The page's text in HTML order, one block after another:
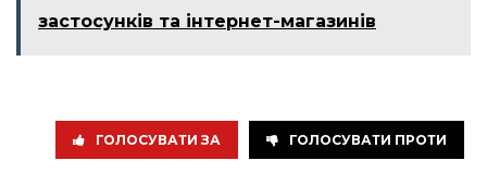
застосунків та інтернет-магазинів
ГОЛОСУВАТИ ЗА ГОЛОСУВАТИ ПРОТИ